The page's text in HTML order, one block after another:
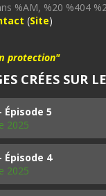
%AM, %20 %404
(Site)
protection"
CRÉES SUR
5
2025
Épisode 4
2025